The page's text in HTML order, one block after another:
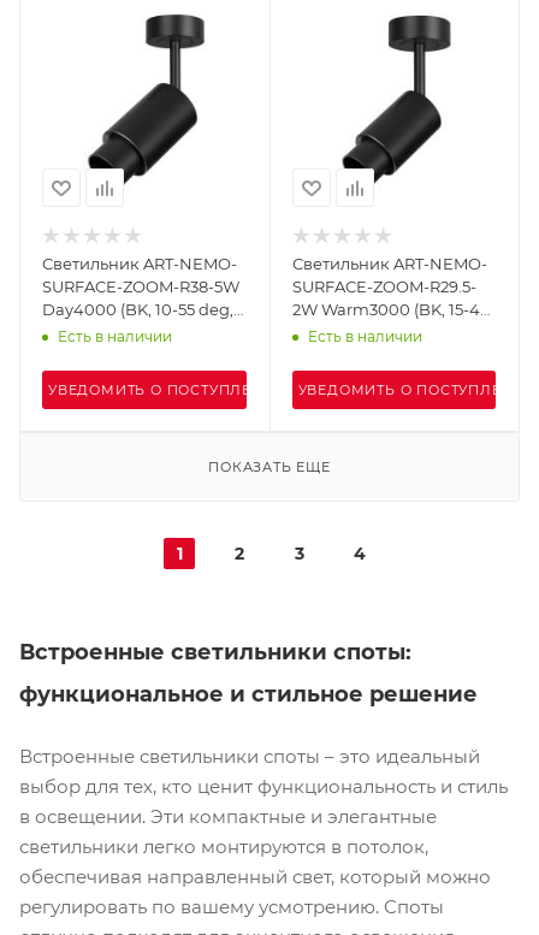
Светильник ART-NEMO-
SURFACE-ZOOM-R38-5W
Day4000 (BK, 10-55 deg,
24V) (Arlight, IP20
Есть в наличии
УВЕДОМИТЬ О ПОСТУПЛЕНИИ
Светильник ART-NEMO-
SURFACE-ZOOM-R29.5-
2W Warm3000 (BK, 15-45
deg, 24V) (Arlight, IP20
Есть в наличии
УВЕДОМИТЬ О ПОСТУПЛЕНИИ
ПОКАЗАТЬ ЕЩЕ
1 2 3 4
Встроенные светильники споты:
функциональное и стильное решение
Встроенные светильники споты – это идеальный
выбор для тех, кто ценит функциональность и стиль
в освещении. Эти компактные и элегантные
светильники легко монтируются в потолок,
обеспечивая направленный свет, который можно
регулировать по вашему усмотрению. Споты